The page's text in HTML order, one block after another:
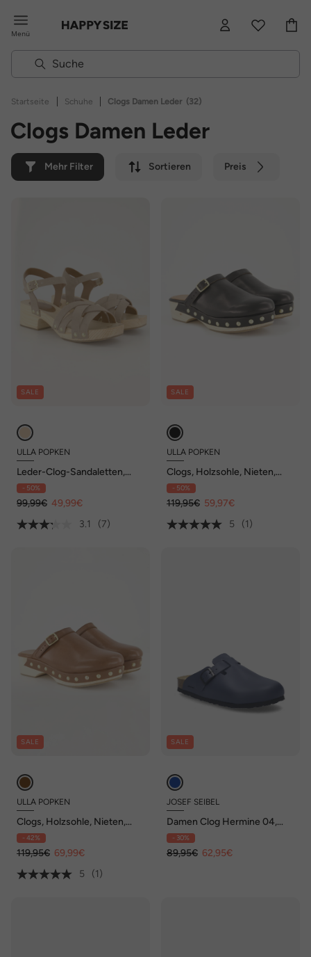
Menü
Startseite | Schuhe | Clogs Damen Leder (32)
Clogs Damen Leder
Mehr Filter Sortieren Preis
SALE
ULLA POPKEN
Leder-Clog-Sandaletten,
Nieten, Holzsohle,
Blockabsatz
- 50%
99,99€ 49,99€
3.1
(7)
SALE
ULLA POPKEN
Clogs, Holzsohle, Nieten,
Blockabsatz
- 50%
119,95€ 59,97€
5
(1)
SALE
ULLA POPKEN
Clogs, Holzsohle, Nieten,
Blockabsatz
- 42%
119,95€ 69,99€
5
(1)
SALE
JOSEF SEIBEL
Damen Clog Hermine 04,
ocean
- 30%
89,95€ 62,95€